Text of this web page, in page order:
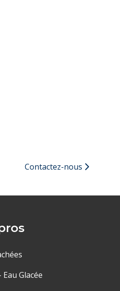
Contactez-nous
Eau Glacée